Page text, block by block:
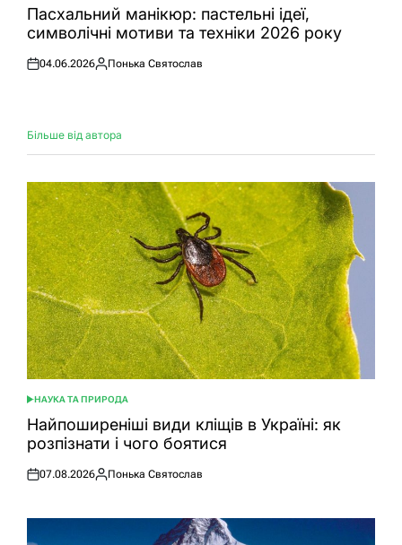
УПасхальний манікюр: пастельні ідеї,
символічні мотиви та техніки 2026 року
Оприлюднено
04.06.2026
Опубліковано
Понька Святослав
Більше від автора
ОПУБЛІКУВАТИ
У
НАУКА ТА ПРИРОДА
Найпоширеніші види кліщів в Україні: як
розпізнати і чого боятися
Оприлюднено
07.08.2026
Опубліковано
Понька Святослав